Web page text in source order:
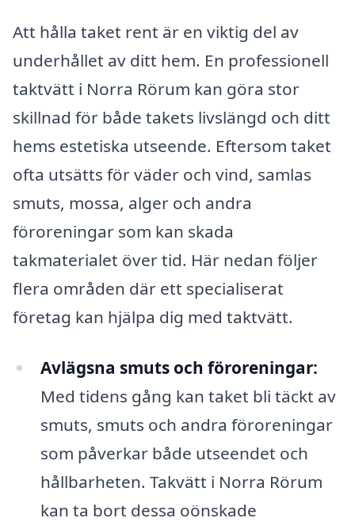
Att hålla taket rent är en viktig del av
underhållet av ditt hem. En professionell
taktvätt i Norra Rörum kan göra stor
skillnad för både takets livslängd och ditt
hems estetiska utseende. Eftersom taket
ofta utsätts för väder och vind, samlas
smuts, mossa, alger och andra
föroreningar som kan skada
takmaterialet över tid. Här nedan följer
flera områden där ett specialiserat
företag kan hjälpa dig med taktvätt.
Avlägsna smuts och föroreningar:
Med tidens gång kan taket bli täckt av
smuts, smuts och andra föroreningar
som påverkar både utseendet och
hållbarheten. Takvätt i Norra Rörum
kan ta bort dessa oönskade